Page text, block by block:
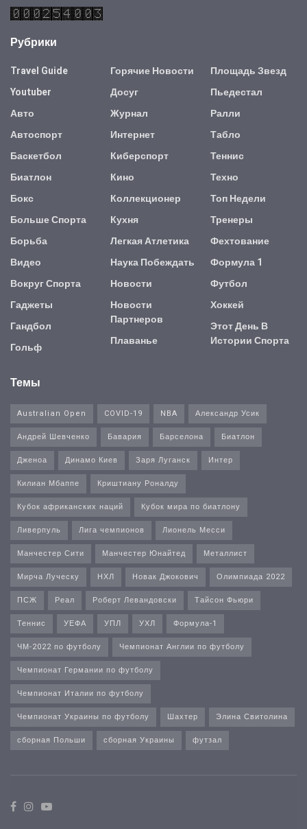
Рубрики
Travel Guide
Youtuber
Авто
Автоспорт
Баскетбол
Биатлон
Бокс
Больше Спорта
Борьба
Видео
Вокруг Спорта
Гаджеты
Гандбол
Гольф
Горячие Новости
Досуг
Журнал
Интернет
Киберспорт
Кино
Коллекционер
Кухня
Легкая Атлетика
Наука Побеждать
Новости
Новости
Партнеров
Плаванье
Площадь Звезд
Пьедестал
Ралли
Табло
Теннис
Техно
Топ Недели
Тренеры
Фехтование
Формула 1
Футбол
Хоккей
Этот День В
Истории Спорта
Темы
Australian Open COVID-19 NBA
Александр Усик
Андрей Шевченко
Бавария Барселона
Биатлон
Дженоа
Динамо Киев Заря Луганск
Интер
Килиан Мбаппе
Криштиану Роналду
Кубок африканских наций
Кубок мира по биатлону
Ливерпуль
Лига чемпионов
Лионель Месси
Манчестер Сити
Манчестер Юнайтед
Металлист
Мирча Луческу
НХЛ Новак Джокович
Олимпиада 2022
ПСЖ
Реал Роберт Левандовски
Тайсон Фьюри
Теннис
УЕФА УПЛ УХЛ
Формула-1
ЧМ-2022 по футболу
Чемпионат Англии по футболу
Чемпионат Германии по футболу
Чемпионат Италии по футболу
Чемпионат Украины по футболу
Шахтер
Элина Свитолина
сборная Польши
сборная Украины футзал